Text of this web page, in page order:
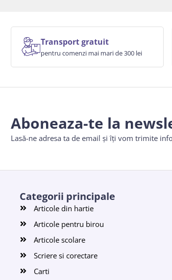
Transport gratuit
pentru comenzi mai mari de 300 lei
Aboneaza-te la
Lasă-ne adresa ta de email și îți vom trimite
Categorii principale
Articole din hartie
Articole pentru birou
Articole scolare
Scriere si corectare
Carti